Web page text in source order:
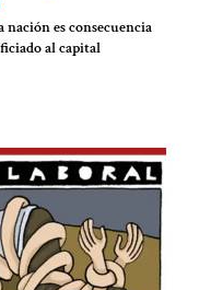
es consecuencia
al capital